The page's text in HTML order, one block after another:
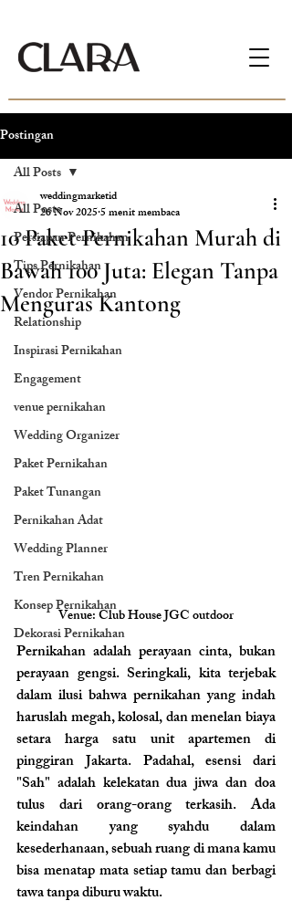
Postingan
All Posts
Persiapan Pernikahan
Tips Pernikahan
Vendor Pernikahan
Relationship
Inspirasi Pernikahan
Engagement
venue pernikahan
Wedding Organizer
Paket Pernikahan
Paket Tunangan
Pernikahan Adat
Wedding Planner
Tren Pernikahan
Konsep Pernikahan
Dekorasi Pernikahan
All Posts
10 Paket Pernikahan Murah di
Bawah 100 Juta: Elegan Tanpa
Menguras Kantong
weddingmarketid
26 Nov 20255 menit membaca
Venue: Club House JGC outdoor
Pernikahan adalah perayaan cinta, bukan
perayaan gengsi. Seringkali, kita terjebak
dalam ilusi bahwa pernikahan yang indah
haruslah megah, kolosal, dan menelan biaya
setara harga satu unit apartemen di
pinggiran Jakarta. Padahal, esensi dari
"Sah" adalah kelekatan dua jiwa dan doa
tulus dari orang-orang terkasih. Ada
keindahan yang syahdu dalam
kesederhanaan, sebuah ruang di mana kamu
bisa menatap mata setiap tamu dan berbagi
tawa tanpa diburu waktu.